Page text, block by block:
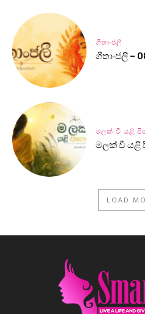
ගීතාංජලී
ගීතාංජලී –
මලක් වී යළි
මලක් වී යළි
LOAD